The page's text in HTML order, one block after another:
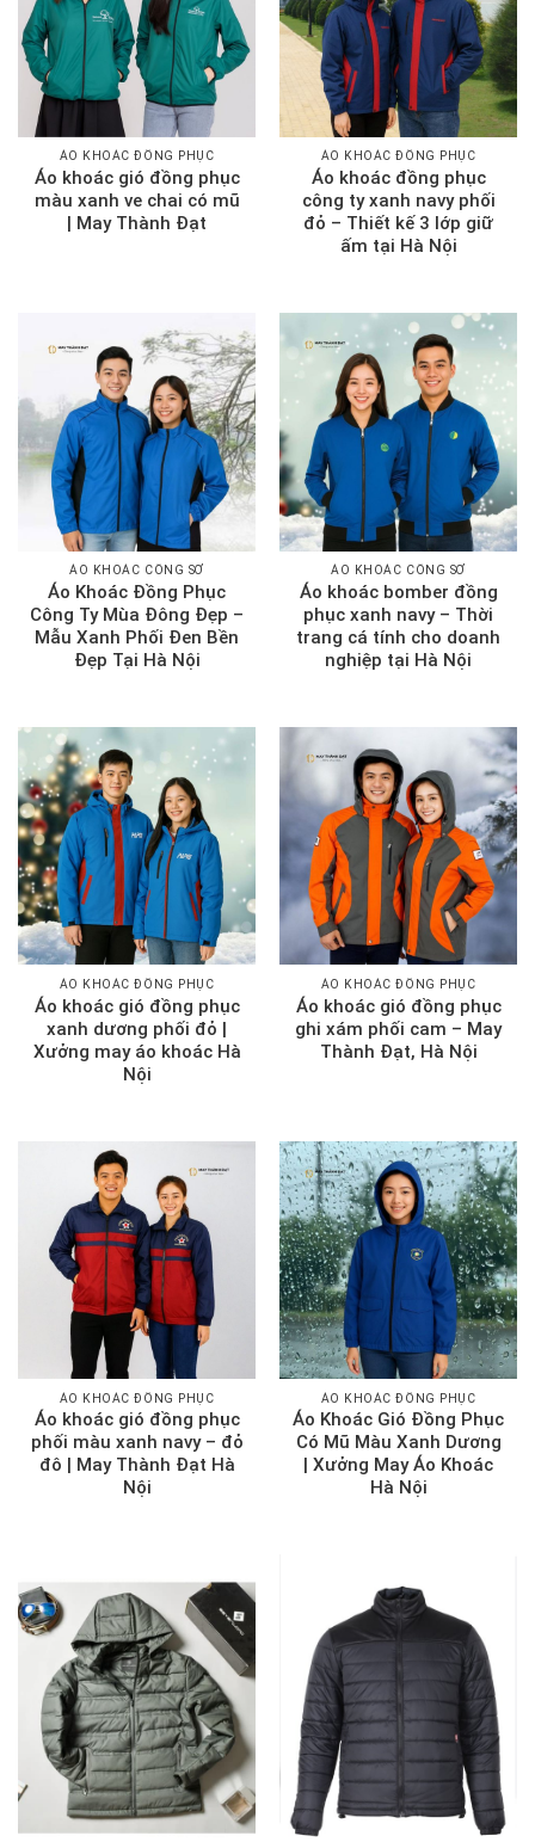
ÁO KHOÁC ĐỒNG PHỤC
Áo khoác gió đồng phục
màu xanh ve chai có mũ
| May Thành Đạt
ÁO KHOÁC ĐỒNG PHỤC
Áo khoác đồng phục
công ty xanh navy phối
đỏ – Thiết kế 3 lớp giữ
ấm tại Hà Nội
ÁO KHOÁC CÔNG SỞ
Áo Khoác Đồng Phục
Công Ty Mùa Đông Đẹp –
Mẫu Xanh Phối Đen Bền
Đẹp Tại Hà Nội
ÁO KHOÁC CÔNG SỞ
Áo khoác bomber đồng
phục xanh navy – Thời
trang cá tính cho doanh
nghiệp tại Hà Nội
ÁO KHOÁC ĐỒNG PHỤC
Áo khoác gió đồng phục
xanh dương phối đỏ |
Xưởng may áo khoác Hà
Nội
ÁO KHOÁC ĐỒNG PHỤC
Áo khoác gió đồng phục
ghi xám phối cam – May
Thành Đạt, Hà Nội
ÁO KHOÁC ĐỒNG PHỤC
Áo khoác gió đồng phục
phối màu xanh navy – đỏ
đô | May Thành Đạt Hà
Nội
ÁO KHOÁC ĐỒNG PHỤC
Áo Khoác Gió Đồng Phục
Có Mũ Màu Xanh Dương
| Xưởng May Áo Khoác
Hà Nội